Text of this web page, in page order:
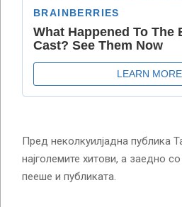
Пред неколкуилјадна публика
најголемите хитови, а заедно
пееше и публиката.